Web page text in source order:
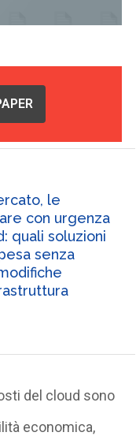
le
con urgenza
quali soluzioni
senza
del cloud sono
economica,